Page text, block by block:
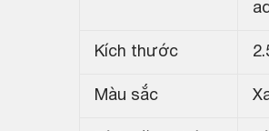
Kích thước
Màu sắc